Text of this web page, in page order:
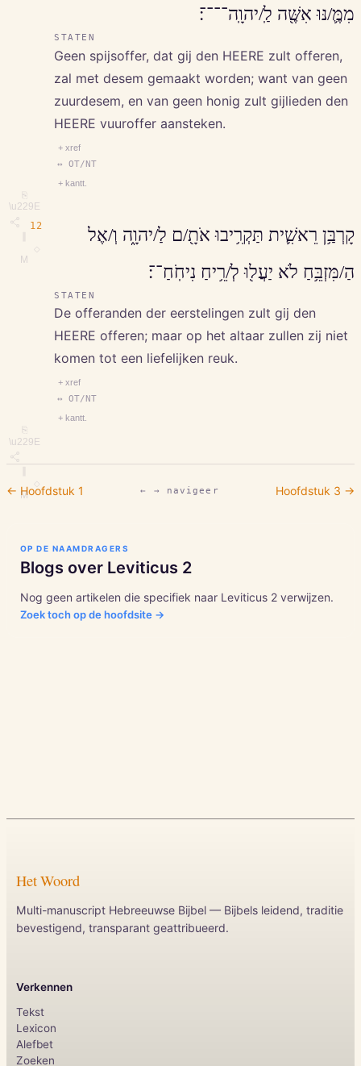
⎘
\u229E
M
מִמֶּ֛/נּוּ אִשֶּׁ֖ה לַֽ/יהוָֽה־־־־׃
STATEN
Geen spijsoffer, dat gij den HEERE zult offeren,
zal met desem gemaakt worden; want van geen
zuurdesem, en van geen honig zult gijlieden den
HEERE vuuroffer aansteken.
+ xref
↔ OT/NT
+ kantt.
12
⎘
\u229E
M
קָרְבַּ֥ן רֵאשִׁ֛ית תַּקְרִ֥יבוּ אֹתָ֖/ם לַ/יהוָ֑ה וְ/אֶל
הַ/מִּזְבֵּ֥חַ לֹא יַעֲל֖וּ לְ/רֵ֥יחַ נִיחֹֽחַ־־׃
STATEN
De offeranden der eerstelingen zult gij den
HEERE offeren; maar op het altaar zullen zij niet
komen tot een liefelijken reuk.
+ xref
↔ OT/NT
+ kantt.
← Hoofdstuk 1 ← → navigeer Hoofdstuk 3 →
OP DE NAAMDRAGERS
Blogs over Leviticus 2
Nog geen artikelen die specifiek naar Leviticus 2 verwijzen.
Zoek toch op de hoofdsite →
Het Woord
Multi-manuscript Hebreeuwse Bijbel — Bijbels leidend, traditie
bevestigend, transparant geattribueerd.
Verkennen
Tekst
Lexicon
Alefbet
Zoeken